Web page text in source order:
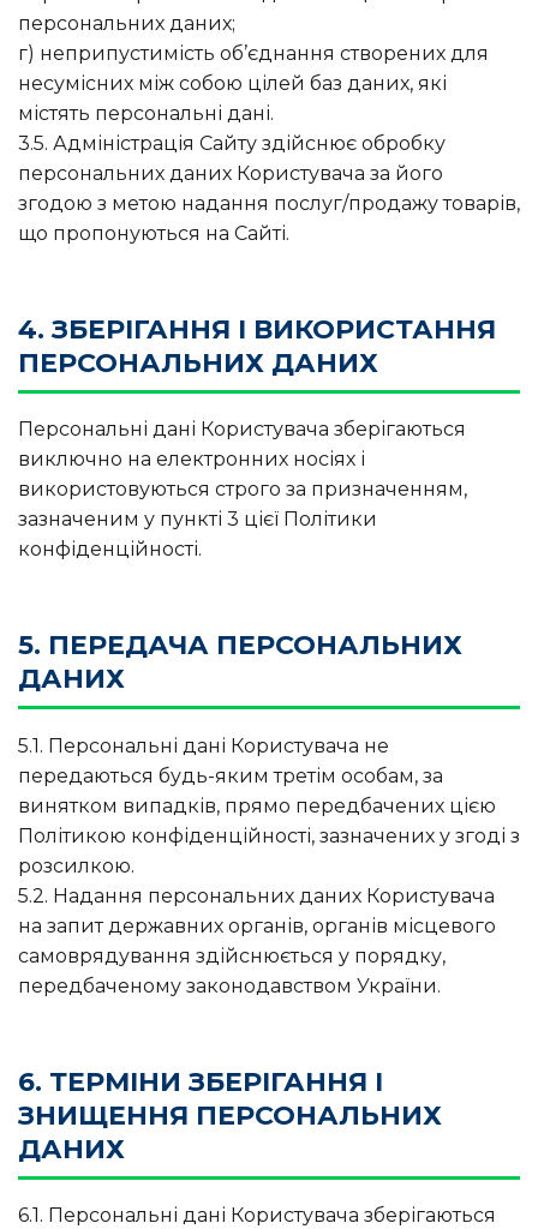
персональних даних;
г) неприпустимість об’єднання створених для
несумісних між собою цілей баз даних, які
містять персональні дані.
3.5. Адміністрація Сайту здійснює обробку
персональних даних Користувача за його
згодою з метою надання послуг/продажу товарів,
що пропонуються на Сайті.
4. ЗБЕРІГАННЯ І ВИКОРИСТАННЯ
ПЕРСОНАЛЬНИХ ДАНИХ
Персональні дані Користувача зберігаються
виключно на електронних носіях і
використовуються строго за призначенням,
зазначеним у пункті 3 цієї Політики
конфіденційності.
5. ПЕРЕДАЧА ПЕРСОНАЛЬНИХ
ДАНИХ
5.1. Персональні дані Користувача не
передаються будь-яким третім особам, за
винятком випадків, прямо передбачених цією
Політикою конфіденційності, зазначених у згоді з
розсилкою.
5.2. Надання персональних даних Користувача
на запит державних органів, органів місцевого
самоврядування здійснюється у порядку,
передбаченому законодавством України.
6. ТЕРМІНИ ЗБЕРІГАННЯ І
ЗНИЩЕННЯ ПЕРСОНАЛЬНИХ
ДАНИХ
6.1. Персональні дані Користувача зберігаються